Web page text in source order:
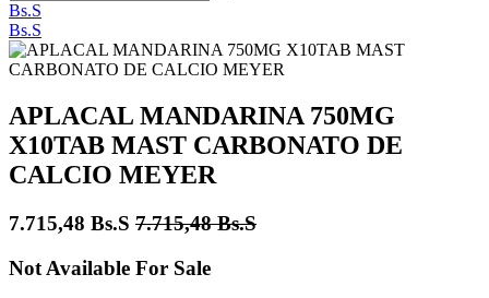
Bs.S
Bs.S
APLACAL MANDARINA 750MG
X10TAB MAST CARBONATO DE
CALCIO MEYER
7.715,48 Bs.S 7.715,48Bs.S
Not Available For Sale